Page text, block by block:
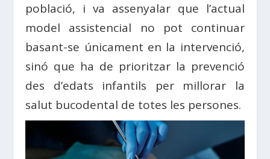
població, i va assenyalar que l’actual
model assistencial no pot continuar
basant-se únicament en la intervenció,
sinó que ha de prioritzar la prevenció
des d’edats infantils per millorar la
salut bucodental de totes les persones.